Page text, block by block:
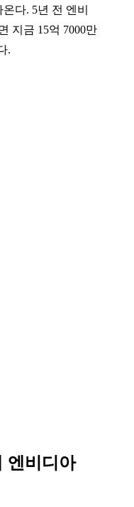
다. 5년 전 엔비
지금 15억 7000만
.
엔비디아